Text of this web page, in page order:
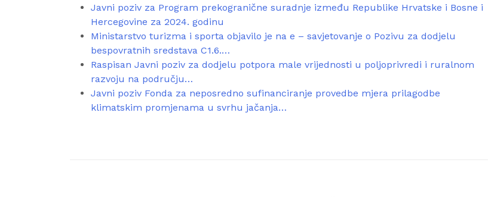
Javni poziv za Program prekogranične suradnje između Republike Hrvatske i Bosne i
Hercegovine za 2024. godinu
Ministarstvo turizma i sporta objavilo je na e – savjetovanje o Pozivu za dodjelu
bespovratnih sredstava C1.6.…
Raspisan Javni poziv za dodjelu potpora male vrijednosti u poljoprivredi i ruralnom
razvoju na području…
Javni poziv Fonda za neposredno sufinanciranje provedbe mjera prilagodbe
klimatskim promjenama u svrhu jačanja…